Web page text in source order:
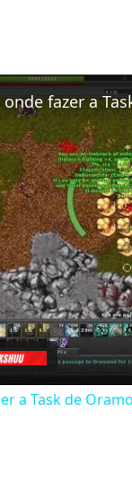
fazer a
a Task de